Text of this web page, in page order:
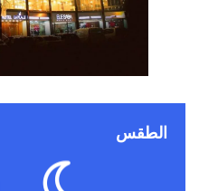
الطقس